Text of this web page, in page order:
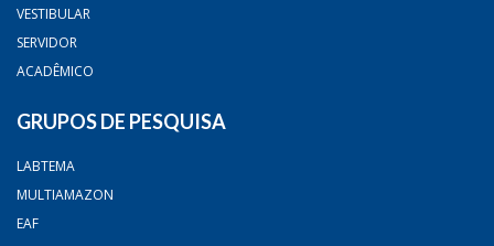
VESTIBULAR
SERVIDOR
ACADÊMICO
GRUPOS DE PESQUISA
LABTEMA
MULTIAMAZON
EAF